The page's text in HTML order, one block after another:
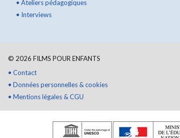
• Ateliers pédagogiques
• Interviews
© 2026 FILMS POUR ENFANTS
• Contact
• Données personnelles & cookies
• Mentions légales & CGU